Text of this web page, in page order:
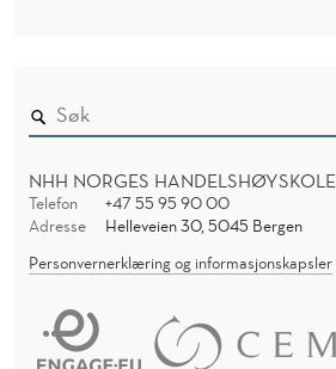
NHH NORGES HANDELSHØYSKOLE
Telefon
+47 55 95 90 00
Adresse
Helleveien 30, 5045 Bergen
Personvernerklæring og informasjonskapsler